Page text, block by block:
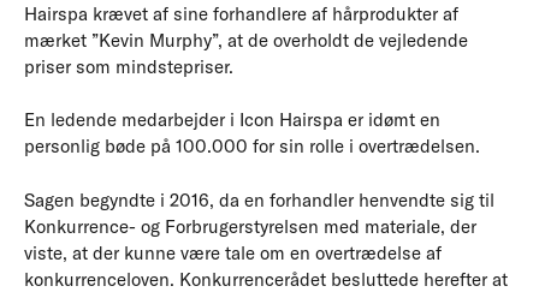
Hairspa krævet af sine forhandlere af hårprodukter af
mærket ”Kevin Murphy”, at de overholdt de vejledende
priser som mindstepriser.
En ledende medarbejder i Icon Hairspa er idømt en
personlig bøde på 100.000 for sin rolle i overtrædelsen.
Sagen begyndte i 2016, da en forhandler henvendte sig til
Konkurrence- og Forbrugerstyrelsen med materiale, der
viste, at der kunne være tale om en overtrædelse af
konkurrenceloven. Konkurrencerådet besluttede herefter at